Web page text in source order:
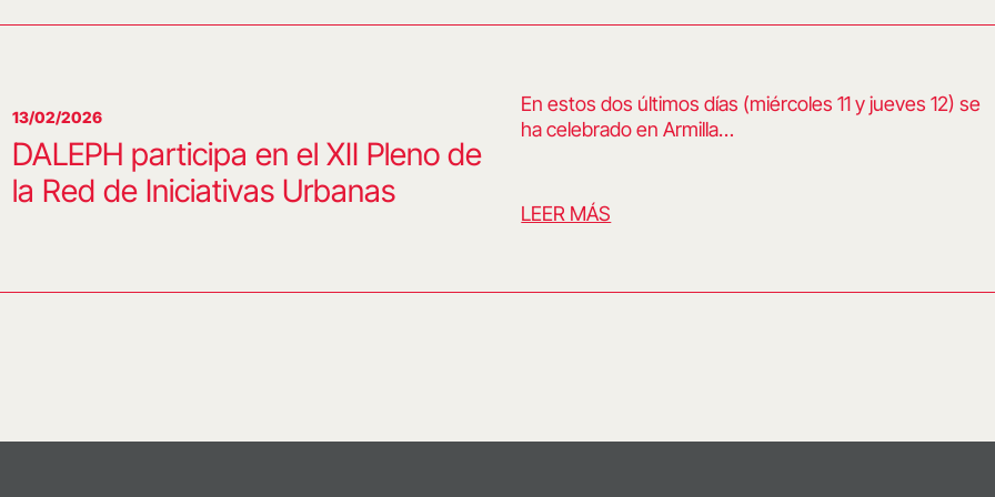
13/02/2026
DALEPH participa en el XII Pleno de
la Red de Iniciativas Urbanas
En estos dos últimos días (miércoles 11 y jueves 12) se
ha celebrado en Armilla…
LEER MÁS